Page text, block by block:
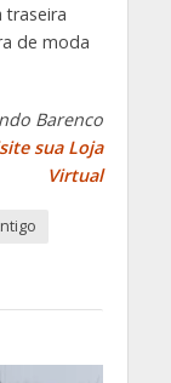
de moda
Barenco
sua Loja
Virtual